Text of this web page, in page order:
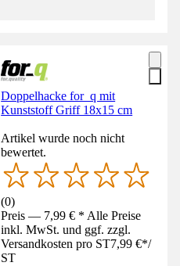
Doppelhacke for_q mit
Kunststoff Griff 18x15 cm
Artikel wurde noch nicht
bewertet.
(0)
Preis — 7,99 € * Alle Preise
inkl. MwSt. und ggf. zzgl.
Versandkosten pro ST7,99 €*/
ST